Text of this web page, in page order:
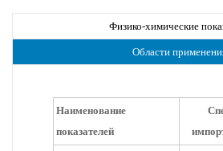
Физико-химические
Области
Наименование
показателей